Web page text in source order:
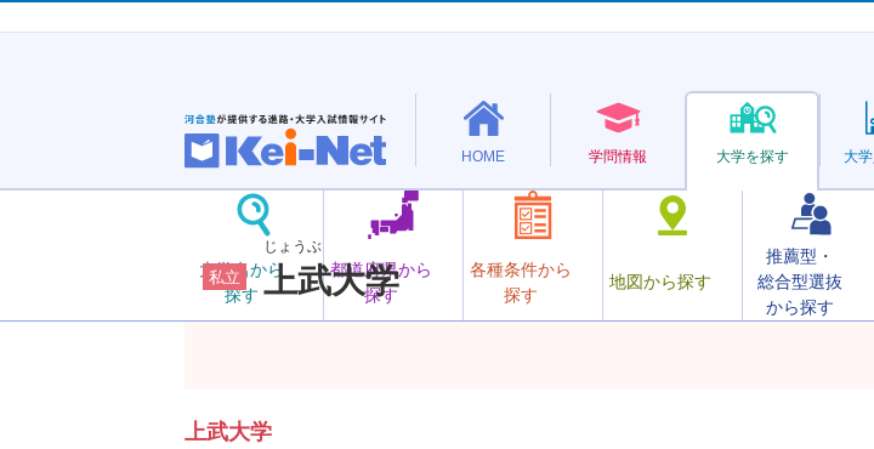
HOME 学問情報 大学を探す
大学名から
探す
都道府県から
探す
各種条件から
探す
地図から探す
推薦型・
総合型選抜
から探す
大学
私立
じょうぶ
上武大学
上武大学